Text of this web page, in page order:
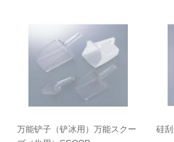
万能铲子（铲冰用）万能スクー
硅